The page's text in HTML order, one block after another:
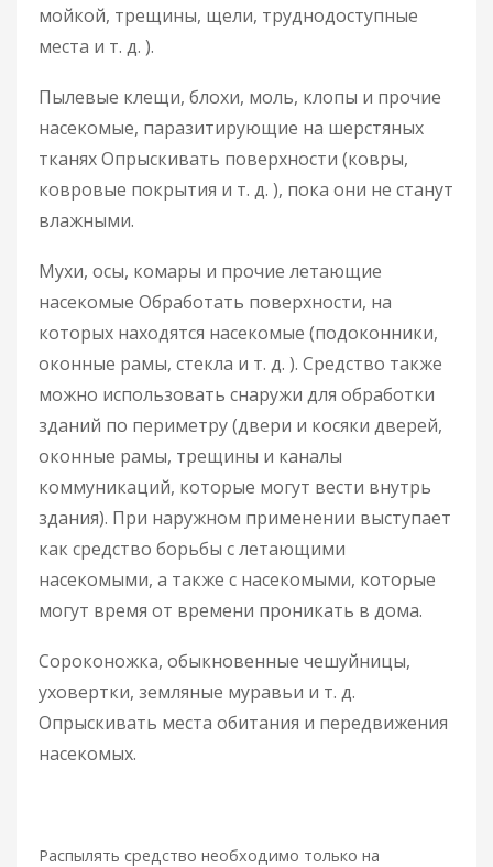
мойкой, трещины, щели, труднодоступные
места и т. д. ).
Пылевые клещи, блохи, моль, клопы и прочие
насекомые, паразитирующие на шерстяных
тканях Опрыскивать поверхности (ковры,
ковровые покрытия и т. д. ), пока они не станут
влажными.
Мухи, осы, комары и прочие летающие
насекомые Обработать поверхности, на
которых находятся насекомые (подоконники,
оконные рамы, стекла и т. д. ). Средство также
можно использовать снаружи для обработки
зданий по периметру (двери и косяки дверей,
оконные рамы, трещины и каналы
коммуникаций, которые могут вести внутрь
здания). При наружном применении выступает
как средство борьбы с летающими
насекомыми, а также с насекомыми, которые
могут время от времени проникать в дома.
Сороконожка, обыкновенные чешуйницы,
уховертки, земляные муравьи и т. д.
Опрыскивать места обитания и передвижения
насекомых.
Распылять средство необходимо только на